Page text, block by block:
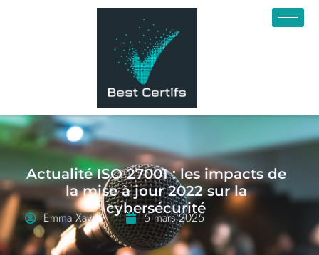
Actualité ISO 27001 : les impacts de
la mise à jour 2022 sur la
cybersécurité
Emma Xavier 5 mars 2025